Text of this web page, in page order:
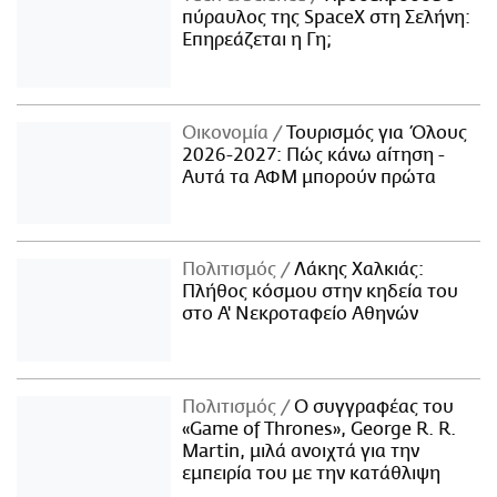
πύραυλος της SpaceX στη Σελήνη:
Επηρεάζεται η Γη;
Οικονομία
Τουρισμός για Όλους
2026-2027: Πώς κάνω αίτηση -
Αυτά τα ΑΦΜ μπορούν πρώτα
Πολιτισμός
Λάκης Χαλκιάς:
Πλήθος κόσμου στην κηδεία του
στο Α' Νεκροταφείο Αθηνών
Πολιτισμός
Ο συγγραφέας του
«Game of Thrones», George R. R.
Martin, μιλά ανοιχτά για την
εμπειρία του με την κατάθλιψη